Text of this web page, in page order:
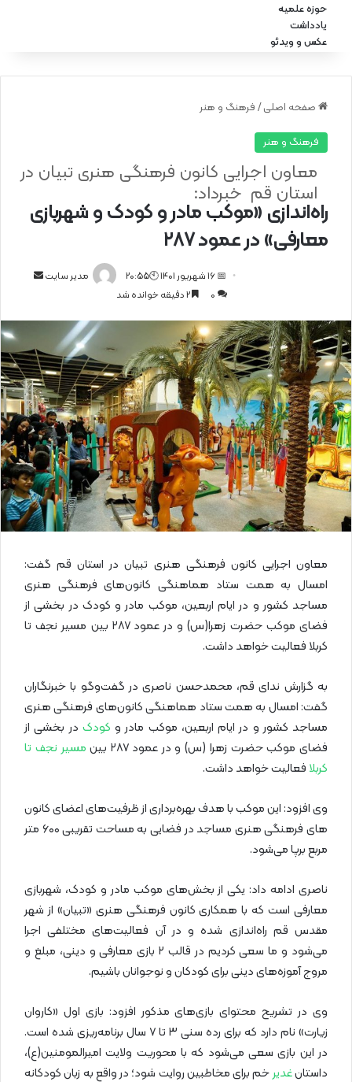
حوزه علمیه
یادداشت
عکس و ویدئو
صفحه اصلی / فرهنگ و هنر
فرهنگ و هنر
راه‌اندازی «موکب مادر و کودک و شهربازی
معارفی» در عمود ۲۸۷
معاون اجرایی کانون فرهنگی هنری تبیان در
استان قم خبرداد:
مدیر سایت
ل
ا
ی
م
ی
ل
📅 16 شهریور 1401 🕙20:55
0
معاون اجرایی کانون فرهنگی هنری تبیان در استان قم گفت:
امسال به همت ستاد هماهنگی کانون‌های فرهنگی هنری
مساجد کشور و در ایام اربعین، موکب مادر و کودک در بخشی از
فضای موکب حضرت زهرا(س) و در عمود ۲۸۷ بین مسیر نجف تا
کربلا فعالیت خواهد داشت.
به گزارش ندای قم، محمدحسن ناصری در گفت‌وگو با خبرنگاران
گفت: امسال به همت ستاد هماهنگی کانون‌های فرهنگی هنری
مساجد کشور و در ایام اربعین، موکب مادر و کودک در بخشی از
فضای موکب حضرت زهرا (س) و در عمود ۲۸۷ بین
مسیر نجف تا
کربلا فعالیت خواهد داشت.
وی افزود: این موکب با هدف بهره‌برداری از ظرفیت‌های اعضای کانون
های فرهنگی هنری مساجد در فضایی به مساحت تقریبی ۶۰۰ متر
مربع برپا می‌شود.
ناصری ادامه داد: یکی از بخش‌های موکب مادر و کودک، شهربازی
معارفی است که با همکاری کانون فرهنگی هنری «تبیان» از شهر
مقدس قم راه‌اندازی شده و در آن فعالیت‌های مختلفی اجرا
می‌شود و ما سعی کردیم در قالب ۲ بازی معارفی و دینی، مبلغ و
مروج آموزه‌های دینی برای کودکان و نوجوانان باشیم.
وی در تشریح محتوای بازی‌های مذکور افزود: بازی اول «کاروان
زیارت» نام دارد که برای رده‌ سنی ۳ تا ۷ سال برنامه‌ریزی شده است.
در این بازی سعی می‌شود که با محوریت ولایت امیرالمومنین(ع)،
داستانغدیرخم برای مخاطبین روایت شود؛ در واقع به زبان کودکانه